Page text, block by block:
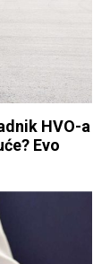
HVO-a
Evo